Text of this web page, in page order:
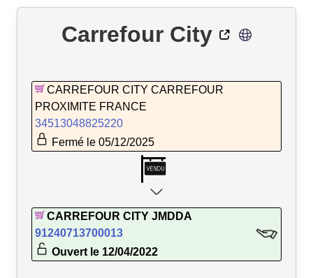
Carrefour City
CARREFOUR CITY CARREFOUR
PROXIMITE FRANCE
34513048825220
Fermé le 05/12/2025
CARREFOUR CITY JMDDA
91240713700013
Ouvert le 12/04/2022